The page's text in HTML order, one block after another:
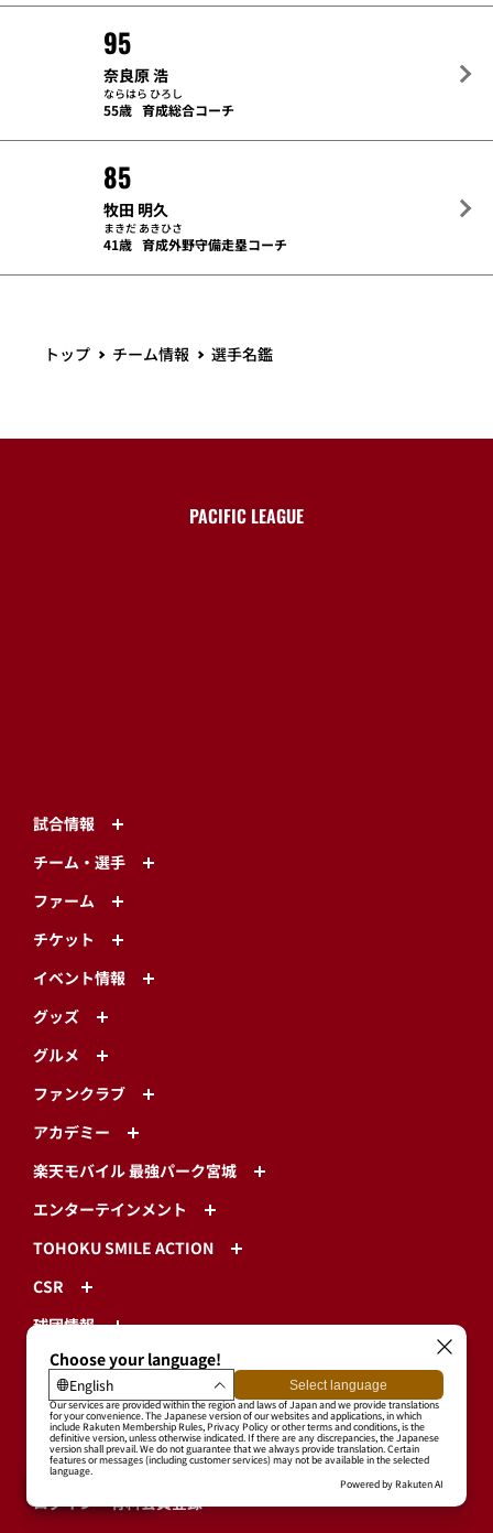
95
奈良原 浩
ならはら ひろし
55歳 育成総合コーチ
85
牧田 明久
まきだ あきひさ
41歳 育成外野守備走塁コーチ
トップ チーム情報 選手名鑑
PACIFIC LEAGUE
試合情報
チーム・選手
ファーム
チケット
イベント情報
グッズ
グルメ
ファンクラブ
アカデミー
楽天モバイル 最強パーク宮城
エンターテインメント
TOHOKU SMILE ACTION
CSR
球団情報
プライバシーポリシー
利用規約
特定商取引に基づく表示
ログイン・有料会員登録